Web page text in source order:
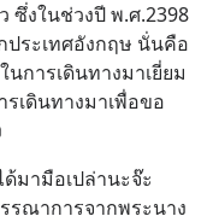
ซึ่งในช่วงปี พ.ศ.2398
ระเทศอังกฤษ นั่นคือ
การเดินทางมาเยี่ยม
เดินทางมาเพื่อขอ
มามือเปล่านะจ๊ะ
รณาการจากพระนาง